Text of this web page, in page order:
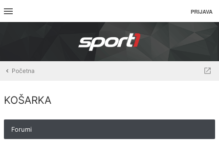
PRIJAVA
Početna
KOŠARKA
Forumi